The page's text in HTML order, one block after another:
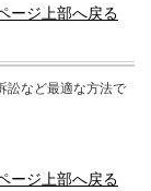
ージ上部へ戻る
訟など最適な方法で
ージ上部へ戻る